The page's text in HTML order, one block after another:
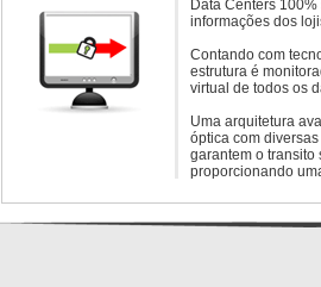
Data Centers
informações dos
Contando com
estrutura é
virtual de todos os
Uma arquitetura
óptica com
garantem o transito
proporcionando